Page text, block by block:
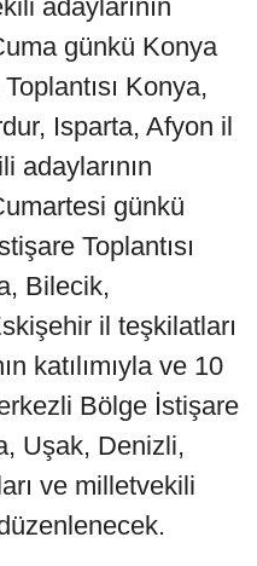
adaylarının
günkü Konya
Konya,
Isparta, Afyon il
adaylarının
günkü
Toplantısı
Bilecik,
il teşkilatları
katılımıyla ve 10
Bölge İstişare
Uşak, Denizli,
ve milletvekili
düzenlenecek.